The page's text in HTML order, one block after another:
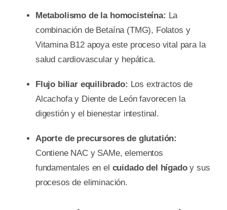
Metabolismo de la homocisteína: La
combinación de Betaína (TMG), Folatos y
Vitamina B12 apoya este proceso vital para la
salud cardiovascular y hepática.
Flujo biliar equilibrado: Los extractos de
Alcachofa y Diente de León favorecen la
digestión y el bienestar intestinal.
Aporte de precursores de glutatión:
Contiene NAC y SAMe, elementos
fundamentales en el cuidado del hígadoy sus
procesos de eliminación.